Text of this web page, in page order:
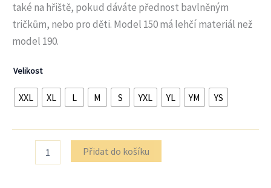
také na hřiště, pokud dáváte přednost bavlněným
tričkům, nebo pro děti. Model 150 má lehčí materiál než
model 190.
Velikost
XXL XL L M S YXL YL YM YS
Přidat do košíku